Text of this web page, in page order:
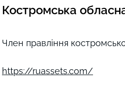
Костромська
Член правління
https://ruassets.com/